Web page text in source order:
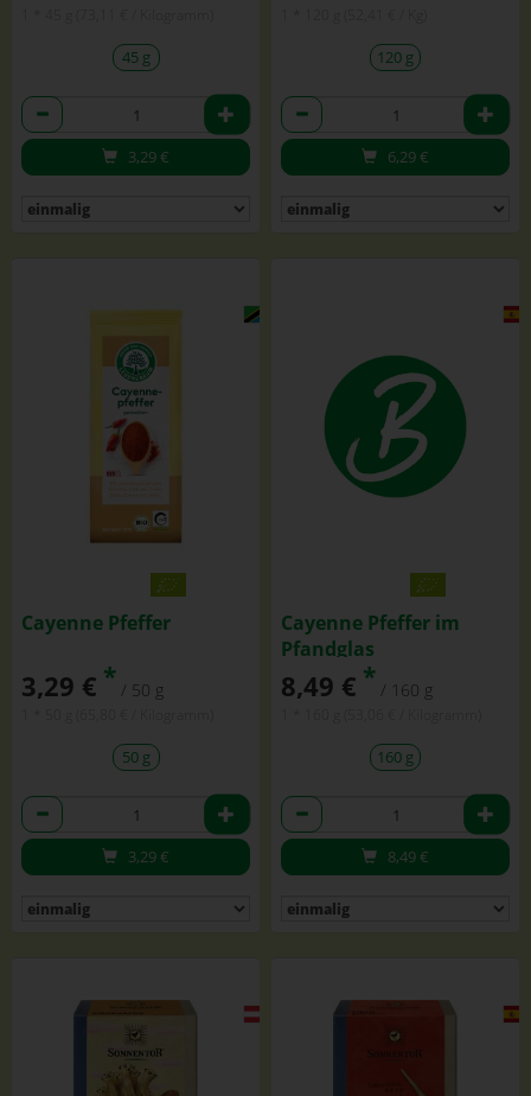
45 g
Anzahl
3,29€
120 g
Anzahl
6,29€
Cayenne Pfeffer
3,29 € * / 50 g
50 g
Anzahl
3,29€
Cayenne Pfeffer im
Pfandglas
8,49 € * / 160 g
160 g
Anzahl
8,49€